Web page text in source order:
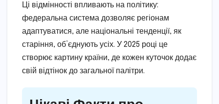
Ці відмінності впливають на політику:
федеральна система дозволяє регіонам
адаптуватися, але національні тенденції, як
старіння, об’єднують усіх. У 2025 році це
створює картину країни, де кожен куточок додає
свій відтінок до загальної палітри.